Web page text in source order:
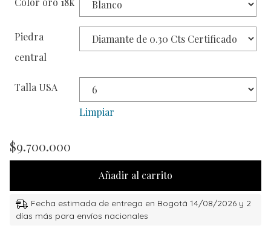
Piedra
central
Talla USA
Limpiar
$9.700.000
Añadir al carrito
Fecha estimada de entrega en Bogotá 14/08/2026 y 2
días más para envíos nacionales